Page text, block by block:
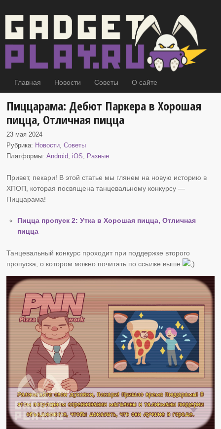
Главная Новости Советы О сайте
Пиццарама: Дебют Паркера в Хорошая
пицца, Отличная пицца
23 мая 2024
Рубрика: Новости,Советы
Платформы:Android, iOS, Разные
Привет, пекари! В этой статье мы глянем на новую историю в
ХПОП , которая посвящена танцевальному конкурсу —
Пиццарама!
Пицца пропуск 2: Утка в Хорошая пицца, Отличная
пицца
Танцевальный конкурс проходит при поддержке второго
пропуска, о котором можно почитать по ссылке выше